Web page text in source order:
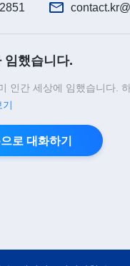
여ㆍ유일무이한 하나
이익만 생각하게
하고, 뜻한 바를 위
신의 모든 것을 희
단하거나 결정하게
람에게 보이지 않는
사람은 그것을 벗어
은 자신도 모르는 사
한 걸음 나아간다.
임했습니다.
인간 세상에 임했습니다.
기
로 대화하기
에 오신 당신은 행운아
고통스러운 삶에서 벗어
있는 방법을 찾게 될 것
것이죠. 하나님의 이